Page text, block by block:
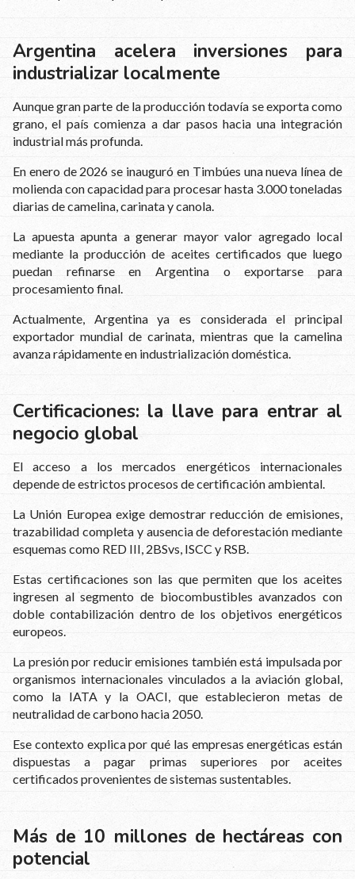
Argentina acelera inversiones para
industrializar localmente
Aunque gran parte de la producción todavía se exporta como
grano, el país comienza a dar pasos hacia una integración
industrial más profunda.
En enero de 2026 se inauguró en Timbúes una nueva línea de
molienda con capacidad para procesar hasta 3.000 toneladas
diarias de camelina, carinata y canola.
La apuesta apunta a generar mayor valor agregado local
mediante la producción de aceites certificados que luego
puedan refinarse en Argentina o exportarse para
procesamiento final.
Actualmente, Argentina ya es considerada el principal
exportador mundial de carinata, mientras que la camelina
avanza rápidamente en industrialización doméstica.
Certificaciones: la llave para entrar al
negocio global
El acceso a los mercados energéticos internacionales
depende de estrictos procesos de certificación ambiental.
La Unión Europea exige demostrar reducción de emisiones,
trazabilidad completa y ausencia de deforestación mediante
esquemas como RED III, 2BSvs, ISCC y RSB.
Estas certificaciones son las que permiten que los aceites
ingresen al segmento de biocombustibles avanzados con
doble contabilización dentro de los objetivos energéticos
europeos.
La presión por reducir emisiones también está impulsada por
organismos internacionales vinculados a la aviación global,
como la IATA y la OACI, que establecieron metas de
neutralidad de carbono hacia 2050.
Ese contexto explica por qué las empresas energéticas están
dispuestas a pagar primas superiores por aceites
certificados provenientes de sistemas sustentables.
Más de 10 millones de hectáreas con
potencial